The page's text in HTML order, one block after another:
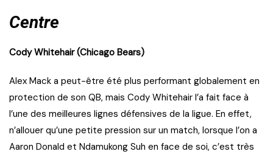
Centre
Cody Whitehair (Chicago Bears)
Alex Mack a peut-être été plus performant globalement en
protection de son QB, mais Cody Whitehair l’a fait face à
l’une des meilleures lignes défensives de la ligue. En effet,
n’allouer qu’une petite pression sur un match, lorsque l’on a
Aaron Donald et Ndamukong Suh en face de soi, c’est très